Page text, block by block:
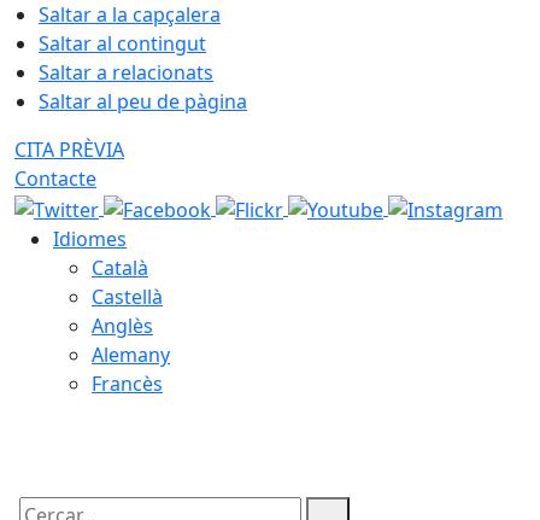
Saltar a la capçalera
Saltar al contingut
Saltar a relacionats
Saltar al peu de pàgina
CITA PRÈVIA
Contacte
Idiomes
Català
Castellà
Anglès
Alemany
Francès